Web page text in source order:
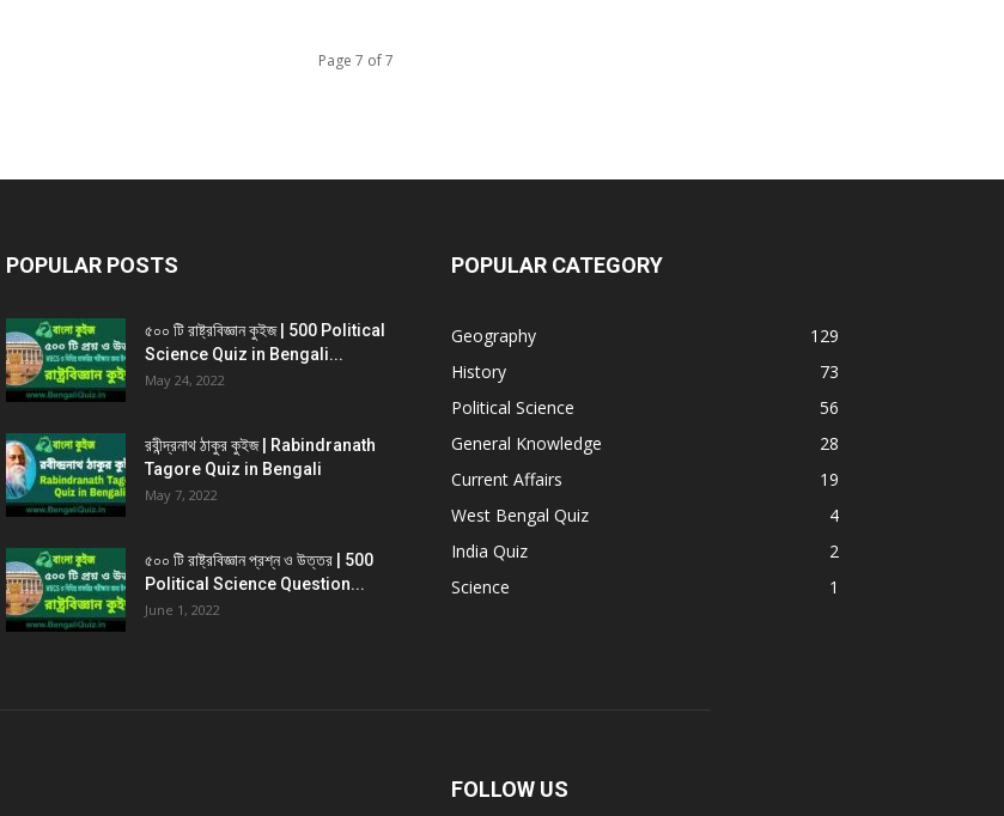
Page 7 of 7
POPULAR POSTS
৫০০ টি রাষ্ট্রবিজ্ঞান কুইজ | 500 Political
Science Quiz in Bengali...
May 24, 2022
রবীন্দ্রনাথ ঠাকুর কুইজ | Rabindranath
Tagore Quiz in Bengali
May 7, 2022
৫০০ টি রাষ্ট্রবিজ্ঞান প্রশ্ন ও উত্তর | 500
Political Science Question...
June 1, 2022
POPULAR CATEGORY
Geography
129
History
73
Political Science
56
General Knowledge
28
Current Affairs
19
West Bengal Quiz
4
India Quiz
2
Science
1
FOLLOW US